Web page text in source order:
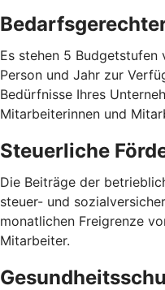
Es stehen 5
Person und Jahr zur
Bedürfnisse Ihres
Mitarbeiterinnen und
Steuerliche
Die Beiträge der
steuer- und
monatlichen Freigrenze
Mitarbeiter.